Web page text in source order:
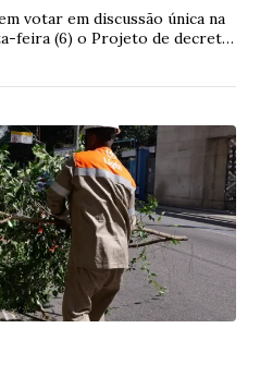
votar em discussão única na
feira (6) o Projeto de decreto